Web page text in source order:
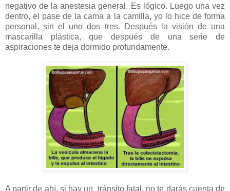
negativo de la anestesia general. Es lógico. Luego una vez
dentro, el pase de la cama a la camilla, yo lo hice de forma
personal, sin el uno dos tres. Después la visión de una
mascarilla plástica, que después de una serie de
aspiraciones te deja dormido profundamente.
A partir de ahí, si hay un tránsito fatal, no te darás cuenta de